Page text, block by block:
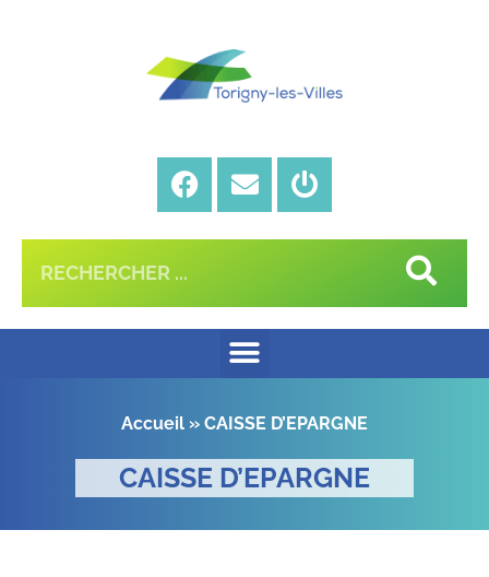
Accueil » CAISSE D’EPARGNE
CAISSE D’EPARGNE